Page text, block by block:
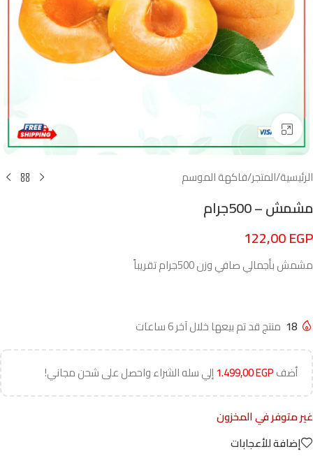
Click to enlarge
الرئيسية/المتجر/فاكهة الموسم
مشمش – 500جرام
122,00EGP
مشمش بأجمالي صافي وزن 500جرام تقريباً
18 منتج قد تم بيعها خلال آخر 6 ساعات
أضف 1.499,00EGP إلي سله الشراء واحصل على شحن مجاني!
غير متوفر في المخزون
إضافة للأعجابات